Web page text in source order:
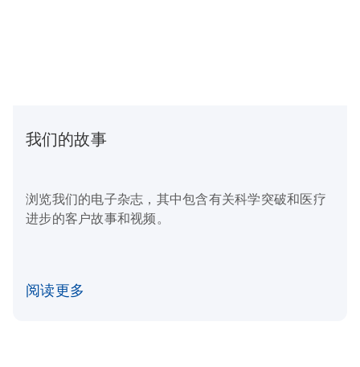
我们的故事
浏览我们的电子杂志，其中包含有关科学突破和医疗
进步的客户故事和视频。
阅读更多